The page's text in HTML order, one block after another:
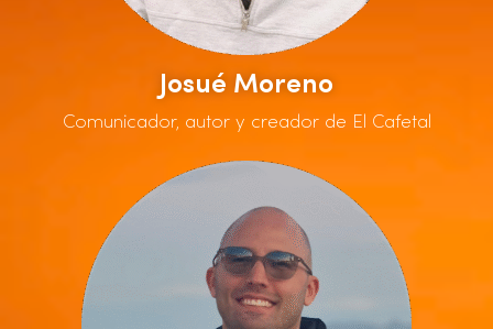
Josué Moreno
Comunicador, autor y creador de El Cafetal